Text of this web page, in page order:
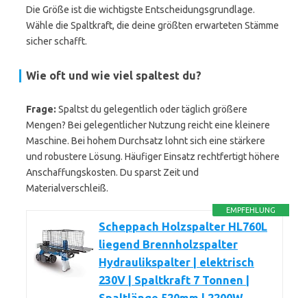
Die Größe ist die wichtigste Entscheidungsgrundlage.
Wähle die Spaltkraft, die deine größten erwarteten Stämme
sicher schafft.
Wie oft und wie viel spaltest du?
Frage: Spaltst du gelegentlich oder täglich größere
Mengen? Bei gelegentlicher Nutzung reicht eine kleinere
Maschine. Bei hohem Durchsatz lohnt sich eine stärkere
und robustere Lösung. Häufiger Einsatz rechtfertigt höhere
Anschaffungskosten. Du sparst Zeit und
Materialverschleiß.
EMPFEHLUNG
Scheppach Holzspalter HL760L
liegend Brennholzspalter
Hydraulikspalter | elektrisch
230V | Spaltkraft 7 Tonnen |